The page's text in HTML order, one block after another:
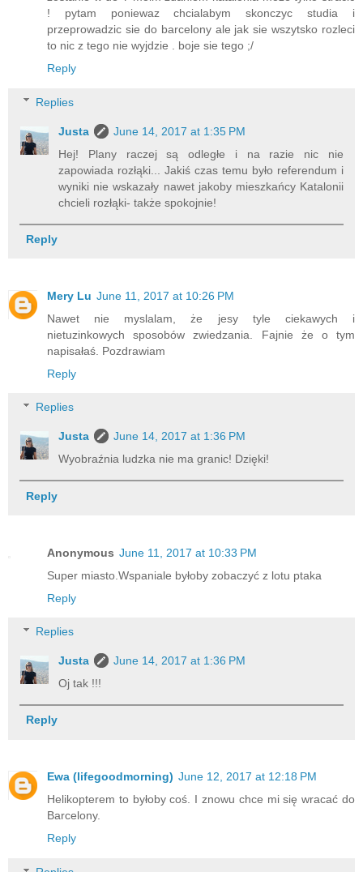
! pytam poniewaz chcialabym skonczyc studia i
przeprowadzic sie do barcelony ale jak sie wszytsko rozleci
to nic z tego nie wyjdzie . boje sie tego ;/
Reply
Replies
Justa
June 14, 2017 at 1:35 PM
Hej! Plany raczej są odległe i na razie nic nie
zapowiada rozłąki... Jakiś czas temu było referendum i
wyniki nie wskazały nawet jakoby mieszkańcy Katalonii
chcieli rozłąki- także spokojnie!
Reply
Mery Lu June 11, 2017 at 10:26 PM
Nawet nie myslalam, że jesy tyle ciekawych i
nietuzinkowych sposobów zwiedzania. Fajnie że o tym
napisałaś. Pozdrawiam
Reply
Replies
Justa
June 14, 2017 at 1:36 PM
Wyobraźnia ludzka nie ma granic! Dzięki!
Reply
Anonymous June 11, 2017 at 10:33 PM
Super miasto.Wspaniale byłoby zobaczyć z lotu ptaka
Reply
Replies
Justa
June 14, 2017 at 1:36 PM
Oj tak !!!
Reply
Ewa (lifegoodmorning) June 12, 2017 at 12:18 PM
Helikopterem to byłoby coś. I znowu chce mi się wracać do
Barcelony.
Reply